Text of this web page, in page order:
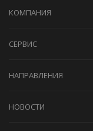
КОМПАНИЯ
СЕРВИС
НАПРАВЛЕНИЯ
НОВОСТИ